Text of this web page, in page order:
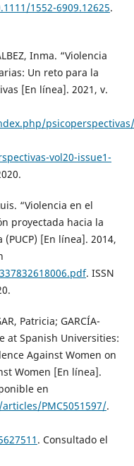
1552-6909.12625.
Inma. “Violencia
Un reto para la
[En línea]. 2021, v.
vol20-issue1-
“Violencia en el
proyectada hacia la
[En línea]. 2014,
. ISSN
Patricia; GARCÍA-
at Spanish Universities:
Against Women on
Women [En línea].
en
PMC5051597/.
. Consultado el